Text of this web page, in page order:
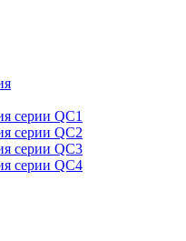
серии QC1
серии QC2
серии QC3
серии QC4